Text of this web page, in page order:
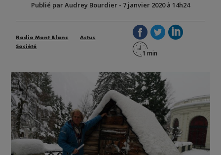
Publié par Audrey Bourdier - 7 janvier 2020 à 14h24
Radio Mont Blanc
Actus
Société